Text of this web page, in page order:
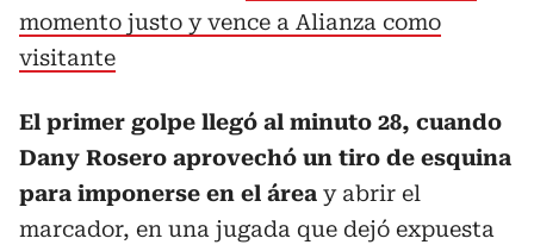
momento justo y vence a Alianza como
visitante
El primer golpe llegó al minuto 28, cuando
Dany Rosero aprovechó un tiro de esquina
para imponerse en el área y abrir el
marcador, en una jugada que dejó expuesta